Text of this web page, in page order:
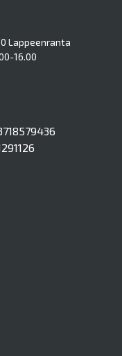
Lappeenranta
16.00